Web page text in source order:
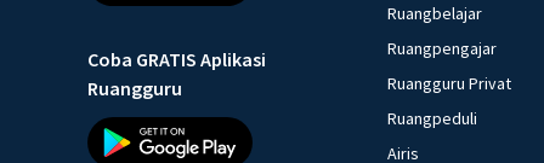
Coba GRATIS Aplikasi
Ruangguru
Ruangbelajar
Ruangpengajar
Ruangguru Privat
Ruangpeduli
Airis